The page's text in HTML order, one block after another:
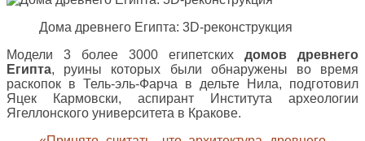
Дома древнего Египта: 3D-реконструкция
Модели 3 более 3000 египетских домов древнего
Египта, руины которых были обнаружены во время
раскопок в Тель-эль-Фарча в дельте Нила, подготовил
Яцек Кармовски, аспирант Института археологии
Ягеллонского университета в Кракове.